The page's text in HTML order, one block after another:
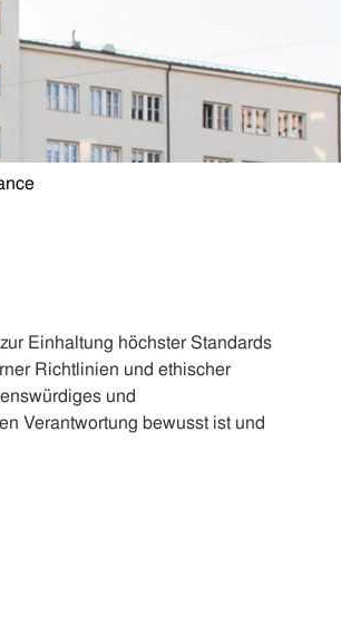
Einhaltung höchster Standards
Richtlinien und ethischer
und
Verantwortung bewusst ist und